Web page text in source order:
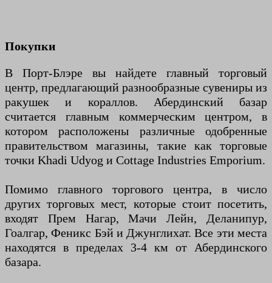
Покупки
В Порт-Блэре вы найдете главный торговый
центр, предлагающий разнообразные сувениры из
ракушек и кораллов. Абердинский базар
считается главным коммерческим центром, в
котором расположены различные одобренные
правительством магазины, такие как торговые
точки Khadi Udyog и Cottage Industries Emporium.
Помимо главного торгового центра, в число
других торговых мест, которые стоит посетить,
входят Прем Нагар, Мачи Лейн, Деланипур,
Гоалгар, Феникс Бэй и Джунглихат. Все эти места
находятся в пределах 3-4 км от Абердинского
базара.